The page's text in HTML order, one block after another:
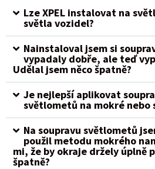
Lze XPEL instalovat na
světla vozidel?
Nainstaloval jsem si
vypadaly dobře, ale teď
Udělal jsem něco špatně?
Je nejlepší aplikovat
světlometů na mokré nebo
Na soupravu světlometů
použil metodu mokrého
mi, že by okraje držely úplně
špatně?